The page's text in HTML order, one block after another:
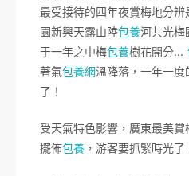
最受接待的四年夜賞梅地分
園新興天露山陸包養河共光
于一年之中梅包養樹花開分…
著氣包養網溫降落，一年一度
了！
受天氣特色影響，廣東最美賞
擺佈包養 ，游客要抓緊時光了